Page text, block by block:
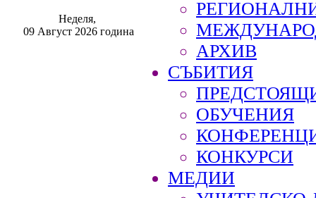
Неделя,
09 Август 2026 година
АРХИВ
СЪБИТИЯ
ОБУЧЕНИЯ
КОНКУРСИ
МЕДИИ